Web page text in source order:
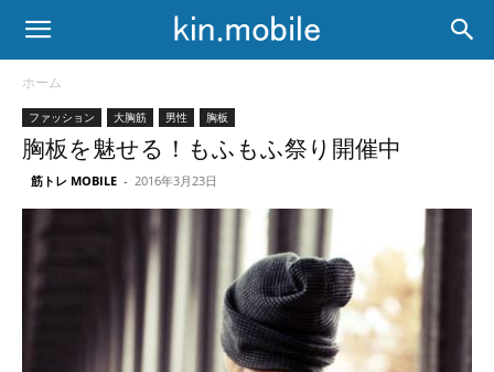
ホーム
ファッション 大胸筋 男性 胸板
胸板を魅せる！もふもふ祭り開催中
筋トレ MOBILE - 2016年3月23日